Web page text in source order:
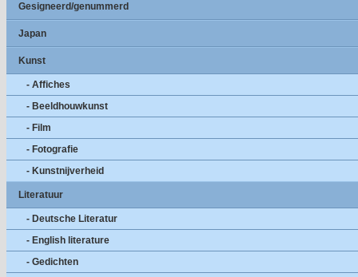
Gesigneerd/genummerd
Japan
Kunst
- Affiches
- Beeldhouwkunst
- Film
- Fotografie
- Kunstnijverheid
Literatuur
- Deutsche Literatur
- English literature
- Gedichten